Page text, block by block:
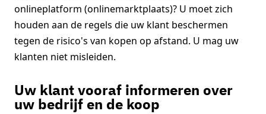
onlineplatform (onlinemarktplaats)? U moet zich
houden aan de regels die uw klant beschermen
tegen de risico's van kopen op afstand. U mag uw
klanten niet misleiden.
Uw klant vooraf informeren over
uw bedrijf en de koop